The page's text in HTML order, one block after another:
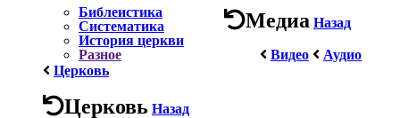
Библеистика
Систематика
История церкви
Разное
Медиа Назад
Видео
Аудио
Церковь
Церковь Назад